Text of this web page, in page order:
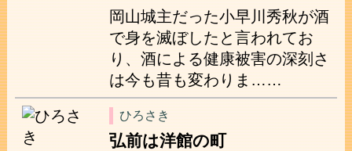
岡山城主だった小早川秀秋が酒
で身を滅ぼしたと言われてお
り、酒による健康被害の深刻さ
は今も昔も変わりま……
ひろさき
弘前は洋館の町